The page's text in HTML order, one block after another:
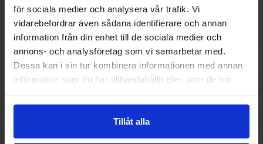
för sociala medier och analysera vår trafik. Vi
vidarebefordrar även sådana identifierare och annan
information från din enhet till de sociala medier och
annons- och analysföretag som vi samarbetar med.
Dessa kan i sin tur kombinera informationen med annan
information som du har tillhandahållit eller som de har
Tillåt alla
Dr Pepper ZERO 50cl PET
WildMix Orange